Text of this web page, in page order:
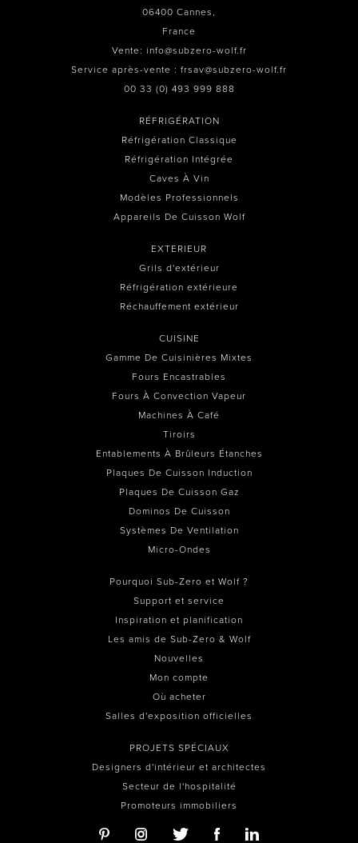
06400 Cannes,
France
Vente: info@subzero-wolf.fr
Service après-vente : frsav@subzero-wolf.fr
00 33 (0) 493 999 888
RÉFRIGÉRATION
Réfrigération Classique
Réfrigération Intégrée
Caves À Vin
Modèles Professionnels
Appareils De Cuisson Wolf
EXTERIEUR
Grils d'extérieur
Réfrigération extérieure
Réchauffement extérieur
CUISINE
Gamme De Cuisinières Mixtes
Fours Encastrables
Fours À Convection Vapeur
Machines À Café
Tiroirs
Entablements À Brûleurs Étanches
Plaques De Cuisson Induction
Plaques De Cuisson Gaz
Dominos De Cuisson
Systèmes De Ventilation
Micro-Ondes
Pourquoi Sub-Zero et Wolf ?
Support et service
Inspiration et planification
Les amis de Sub-Zero & Wolf
Nouvelles
Mon compte
Où acheter
Salles d'exposition officielles
PROJETS SPÉCIAUX
Designers d'intérieur et architectes
Secteur de l'hospitalité
Promoteurs immobiliers